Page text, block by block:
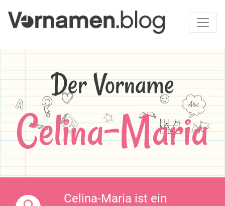
Der Vorname
Celina-Maria
Celina-Maria ist ein